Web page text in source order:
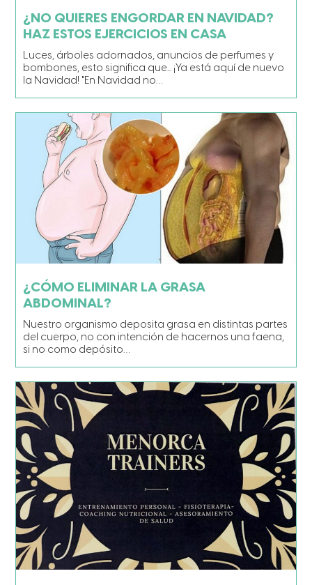
¿NO QUIERES ENGORDAR EN NAVIDAD?
HAZ ESTOS EJERCICIOS EN CASA
Luces, árboles adornados, anuncios de perfumes y
bombones, esto significa que... ¡Ya está aquí de nuevo
la Navidad! "En Navidad no…
¿CÓMO ELIMINAR LA GRASA
ABDOMINAL?
Nuestro organismo deposita grasa en distintas partes
del cuerpo, no con intención de hacernos una faena,
si no como depósito…